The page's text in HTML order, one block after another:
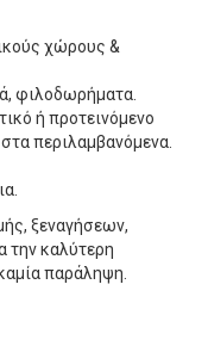
χώρους &
φιλοδωρήματα.
ή προτεινόμενο
περιλαμβανόμενα.
ξεναγήσεων,
την καλύτερη
παράληψη.